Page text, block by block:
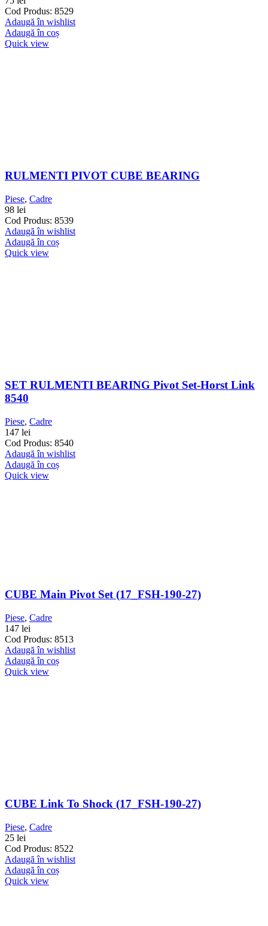
Cod Produs: 8529
Adaugă în wishlist
Adaugă în coș
Quick view
RULMENTI PIVOT CUBE BEARING
Piese, Cadre
98 lei
Cod Produs: 8539
Adaugă în wishlist
Adaugă în coș
Quick view
SET RULMENTI BEARING Pivot Set-Horst Link
8540
Piese, Cadre
147 lei
Cod Produs: 8540
Adaugă în wishlist
Adaugă în coș
Quick view
CUBE Main Pivot Set (17_FSH-190-27)
Piese, Cadre
147 lei
Cod Produs: 8513
Adaugă în wishlist
Adaugă în coș
Quick view
CUBE Link To Shock (17_FSH-190-27)
Piese, Cadre
25 lei
Cod Produs: 8522
Adaugă în wishlist
Adaugă în coș
Quick view